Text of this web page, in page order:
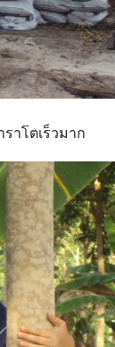
าโตเร็วมาก